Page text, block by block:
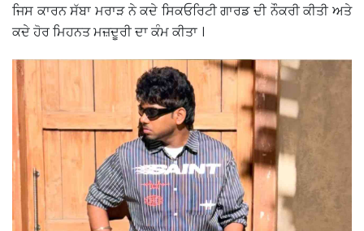
ਜਿਸ ਕਾਰਨ ਸੱਬਾ ਮਰਾੜ ਨੇ ਕਦੇ ਸਿਕਓਰਿਟੀ ਗਾਰਡ ਦੀ ਨੌਕਰੀ ਕੀਤੀ ਅਤੇ
ਕਦੇ ਹੋਰ ਮਿਹਨਤ ਮਜ਼ਦੂਰੀ ਦਾ ਕੰਮ ਕੀਤਾ ।